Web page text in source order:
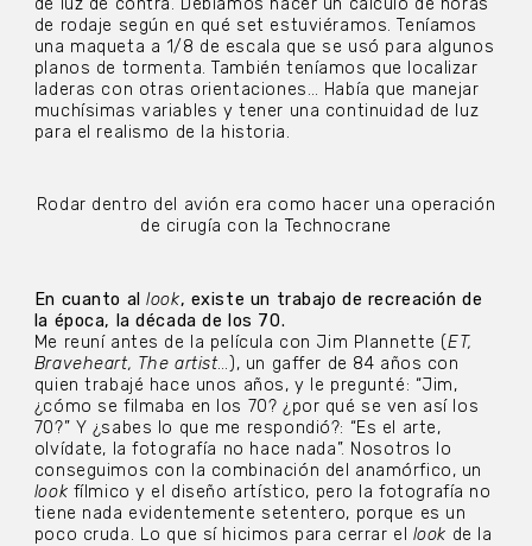
de luz de contra. Debíamos hacer un cálculo de horas
de rodaje según en qué set estuviéramos. Teníamos
una maqueta a 1/8 de escala que se usó para algunos
planos de tormenta. También teníamos que localizar
laderas con otras orientaciones… Había que manejar
muchísimas variables y tener una continuidad de luz
para el realismo de la historia.
Rodar dentro del avión era como hacer una operación
de cirugía con la Technocrane
En cuanto allook, existe un trabajo de recreación de
la época, la década de los 70.
Me reuní antes de la película con Jim Plannette (ET,
Braveheart, The artist…), un gaffer de 84 años con
quien trabajé hace unos años, y le pregunté: “Jim,
¿cómo se filmaba en los 70? ¿por qué se ven así los
70?” Y ¿sabes lo que me respondió?: “Es el arte,
olvídate, la fotografía no hace nada”. Nosotros lo
conseguimos con la combinación del anamórfico, un
look fílmico y el diseño artístico, pero la fotografía no
tiene nada evidentemente setentero, porque es un
poco cruda. Lo que sí hicimos para cerrar el look de la